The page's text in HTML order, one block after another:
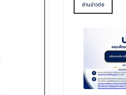
อ่านข่าวต่อ